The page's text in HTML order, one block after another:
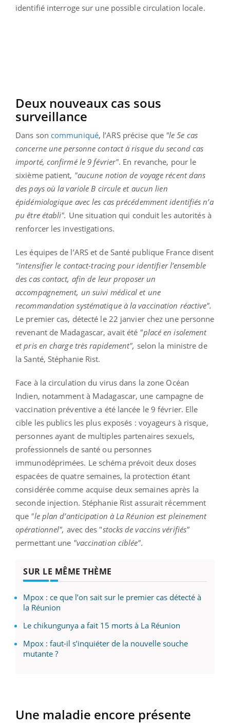
identifié interroge sur une possible circulation locale.
Deux nouveaux cas sous
surveillance
Dans son communiqué, l’ARS précise que "le 5e cas
concerne une personne contact à risque du second cas
importé, confirmé le 9 février". En revanche, pour le
sixième patient, "aucune notion de voyage récent dans
des pays où la variole B circule et aucun lien
épidémiologique avec les cas précédemment identifiés n’a
pu être établi". Une situation qui conduit les autorités à
renforcer les investigations.
Les équipes de l’ARS et de Santé publique France disent
"intensifier le contact-tracing pour identifier l’ensemble
des cas contact, afin de leur proposer un
accompagnement, un suivi médical et une
recommandation systématique à la vaccination réactive".
Le premier cas, détecté le 22 janvier chez une personne
revenant de Madagascar, avait été "placé en isolement
et pris en charge très rapidement", selon la ministre de
la Santé, Stéphanie Rist.
Face à la circulation du virus dans la zone Océan
Indien, notamment à Madagascar, une campagne de
vaccination préventive a été lancée le 9 février. Elle
cible les publics les plus exposés : voyageurs à risque,
personnes ayant de multiples partenaires sexuels,
professionnels de santé ou personnes
immunodéprimées. Le schéma prévoit deux doses
espacées de quatre semaines, la protection étant
considérée comme acquise deux semaines après la
seconde injection. Stéphanie Rist assurait récemment
que "le plan d’anticipation à La Réunion est pleinement
opérationnel", avec des "stocks de vaccins vérifiés"
permettant une "vaccination ciblée".
SUR LE MÊME THÈME
Mpox : ce que l’on sait sur le premier cas détecté à
la Réunion
Le chikungunya a fait 15 morts à La Réunion
Mpox : faut-il s’inquiéter de la nouvelle souche
mutante ?
Une maladie encore présente